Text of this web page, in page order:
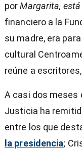
porMargarita, está
financiero a la
su madre, era
cultural
reúne a
A casi dos meses
Justicia ha
entre los que
la presidencia;